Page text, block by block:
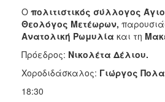
Ο πολιτιστικός σύλλογος
Θεολόγος Μετέωρων,
Ανατολική Ρωμυλία και τη
Πρόεδρος: Νικολέτα Δέλιου.
Χοροδιδάσκαλος: Γιώργος
18:30